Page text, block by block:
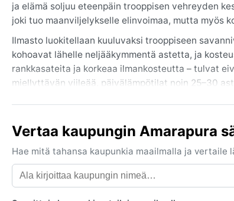
ja elämä soljuu eteenpäin trooppisen vehreyden
joki tuo maanviljelykselle elinvoimaa, mutta myös
Ilmasto luokitellaan kuuluvaksi trooppiseen
kohoavat lähelle neljääkymmentä astetta, ja
rankkasateita ja korkeaa ilmankosteutta – tulvat
miellyttävän viileää, päivälämpötilat noin 25–30
lokakuu) ukkoset ja rankkasade saattavat
kuuman kauden hiekkamyrskyjä, ja talviaamuisin
hurrikaaneja, mutta trooppiset matalapaineet
jossa sää ja kulttuuri kietoutuvat yhteen.
Vertaa kaupungin Amarapura
Hae mitä tahansa kaupunkia maailmalla ja